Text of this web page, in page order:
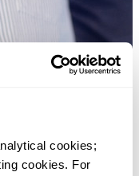
cookies;
cookies. For
desearían tener en Excel.
de fácil.